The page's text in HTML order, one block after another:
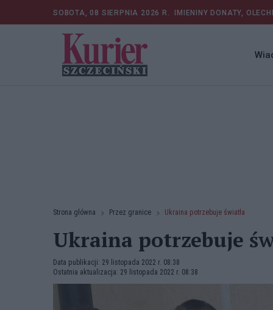
SOBOTA, 08 SIERPNIA 2026 R. IMIENINY DONATY,
Strona główna Przez granice Ukraina potrzebuje światła
Ukraina potrzebuje
Data publikacji: 29 listopada 2022 r. 08:38
Ostatnia aktualizacja: 29 listopada 2022 r. 08:38